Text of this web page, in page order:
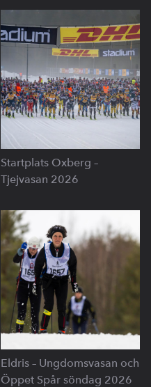
Startplats Oxberg –
Tjejvasan 2026
Eldris – Ungdomsvasan och
Öppet Spår söndag 2026